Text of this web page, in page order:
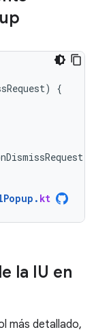
)
{
. kt
la IU en
más detallado,